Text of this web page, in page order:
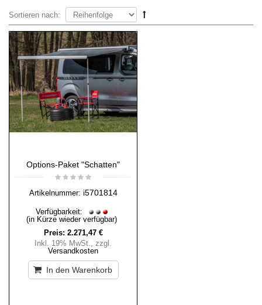
Sortieren nach:
Options-Paket "Schatten"
Artikelnummer: i5701814
Verfügbarkeit:
(in Kürze wieder verfügbar)
Preis: 2.271,47 €
Inkl. 19% MwSt., zzgl.
Versandkosten
In den Warenkorb